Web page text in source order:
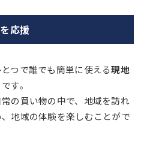
応援
つで誰でも簡単に使える現地
です。
の買い物の中で、地域を訪れ
地域の体験を楽しむことがで